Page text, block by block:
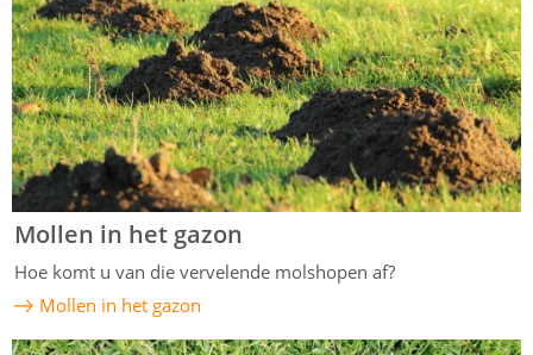
Mollen in het gazon
Hoe komt u van die vervelende molshopen af?
Mollen in het gazon